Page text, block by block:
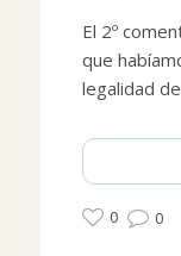
El 2º
que
legalidad
0 0